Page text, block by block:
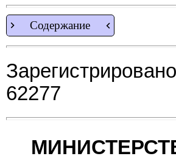
Содержание
62277